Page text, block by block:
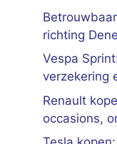
richting
Vespa
verzekering
Renault
occasions,